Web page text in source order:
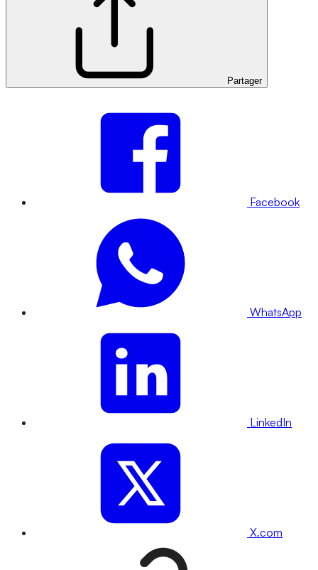
Partager
Facebook
WhatsApp
LinkedIn
X.com